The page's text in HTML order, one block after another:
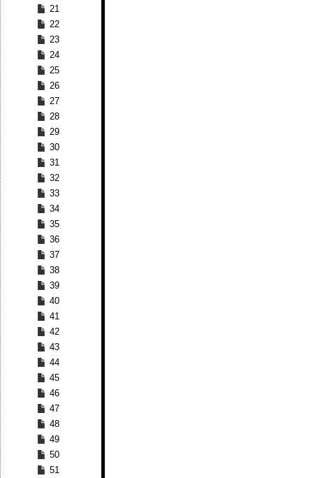
21
22
23
24
25
26
27
28
29
30
31
32
33
34
35
36
37
38
39
40
41
42
43
44
45
46
47
48
49
50
51